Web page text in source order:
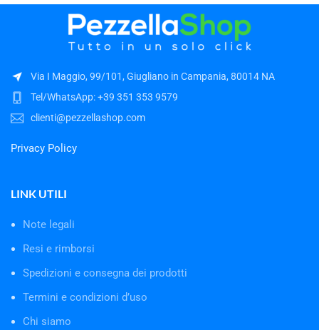
Via I Maggio, 99/101, Giugliano in Campania, 80014 NA
Tel/WhatsApp: +39 351 353 9579
clienti@pezzellashop.com
Privacy Policy
LINK UTILI
Note legali
Resi e rimborsi
Spedizioni e consegna dei prodotti
Termini e condizioni d’uso
Chi siamo